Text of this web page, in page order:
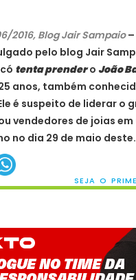
2016, Blog Jair Sampaio
pelo blog Jair
tenta prendero João
anos, também
é suspeito de liderar o
vendedores de joias
no dia 29 de maio deste.
SEJA O